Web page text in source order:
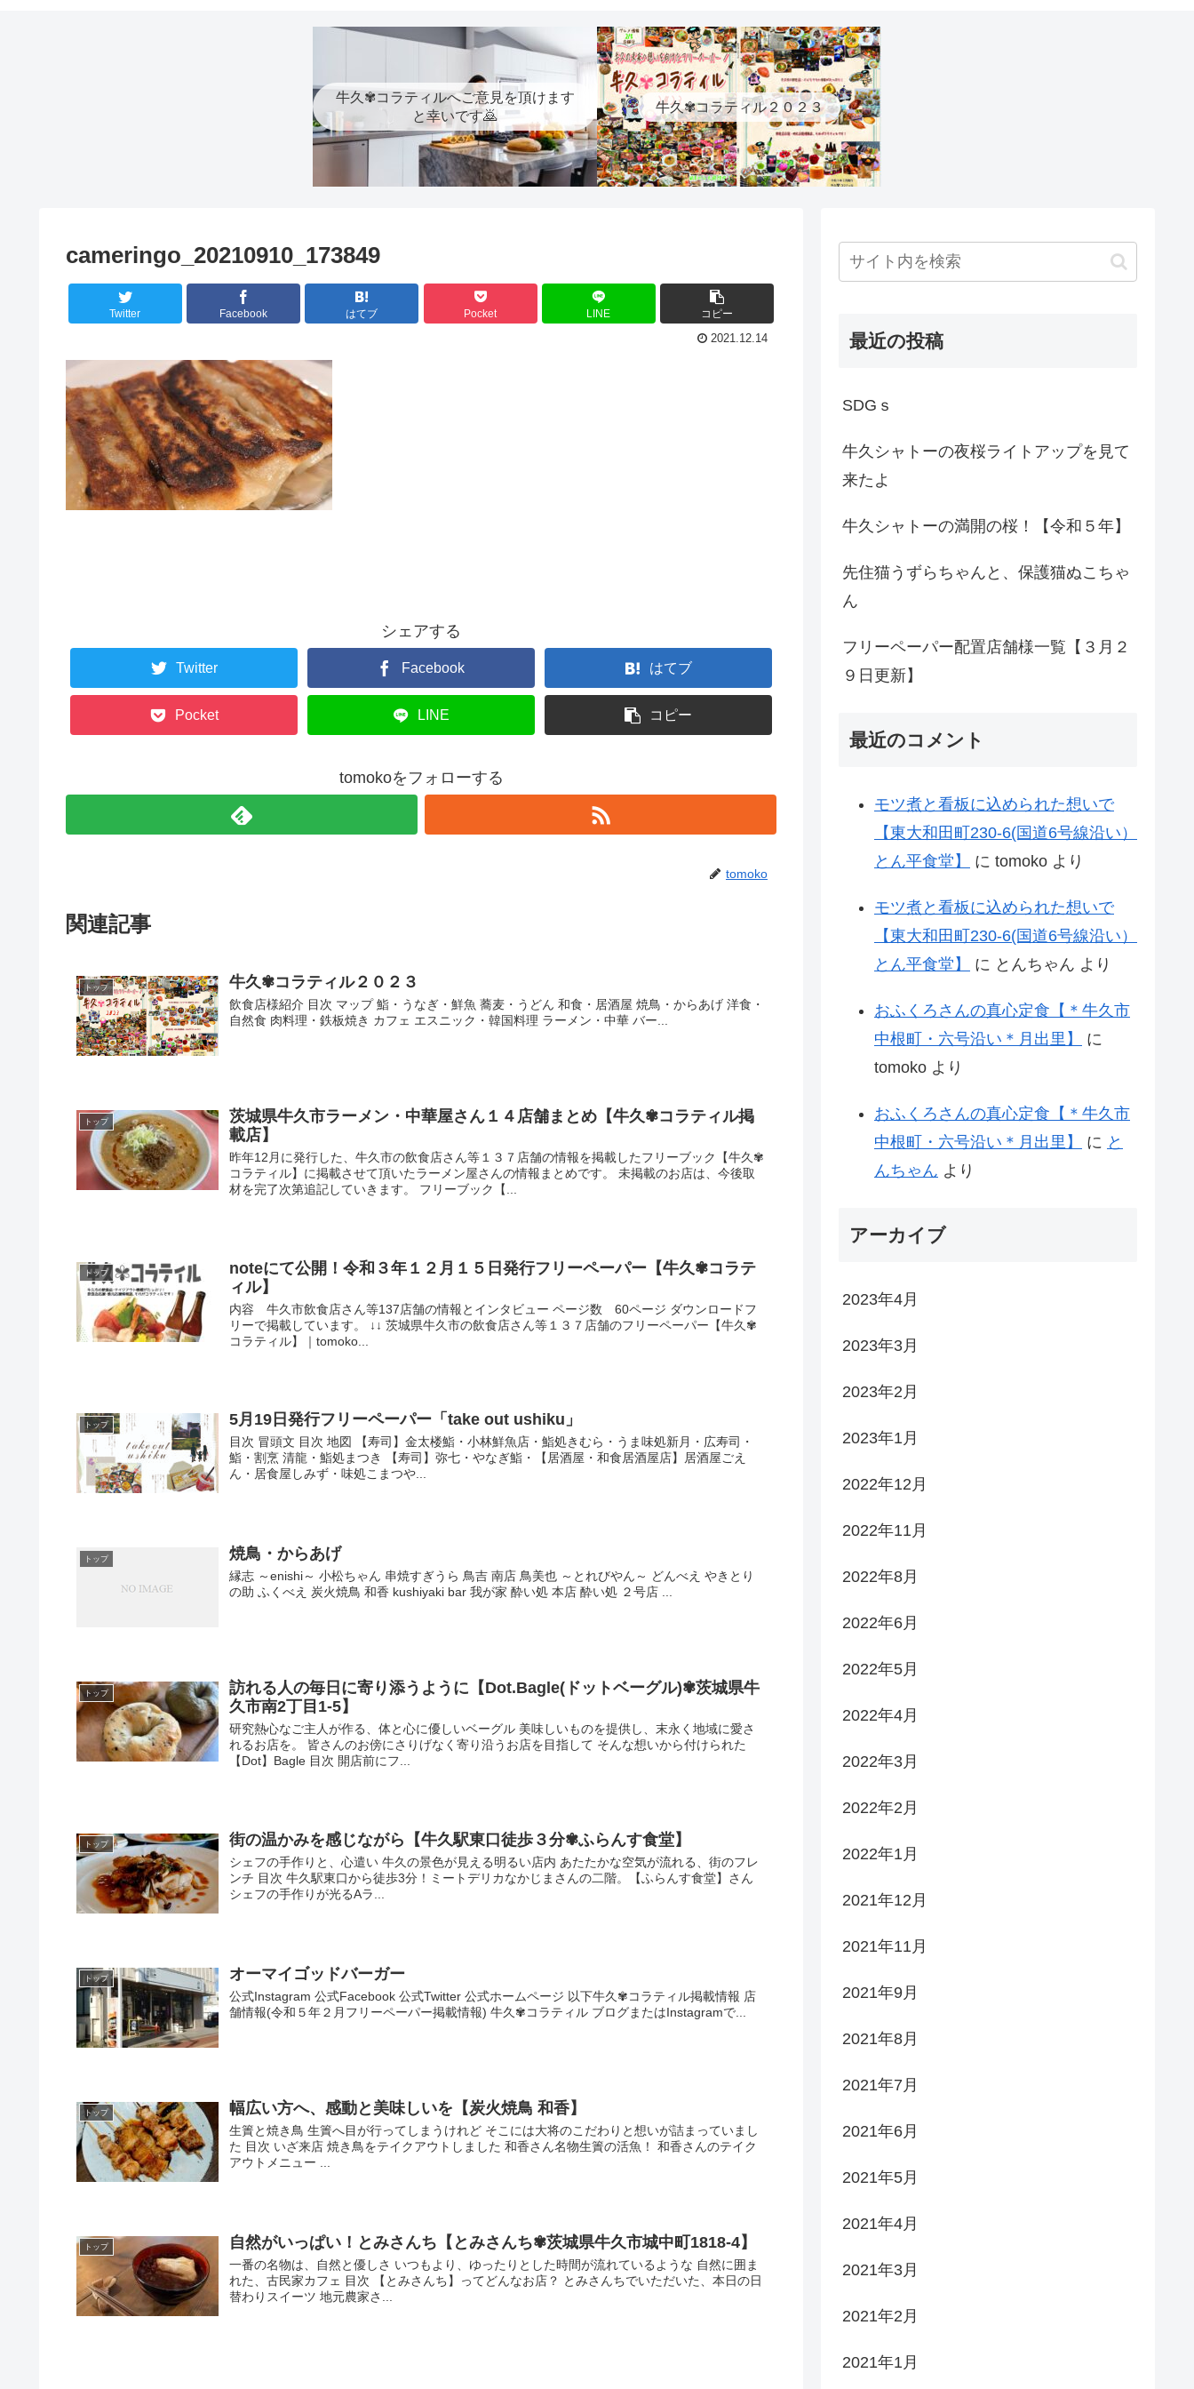
牛久✾コラティルへご意見を頂けます
と幸いです🙇
牛久✾コラティル２０２３
cameringo_20210910_173849
Twitter Facebook はてブ Pocket LINE コピー
2021.12.14
シェアする
Twitter Facebook はてブ
Pocket LINE コピー
tomokoをフォローする
tomoko
関連記事
トップ 牛久✾コラティル２０２３
飲食店様紹介 目次 マップ 鮨・うなぎ・鮮魚 蕎麦・うどん 和食・居酒屋 焼鳥・からあげ 洋食・
自然食 肉料理・鉄板焼き カフェ エスニック・韓国料理 ラーメン・中華 バー...
トップ
茨城県牛久市ラーメン・中華屋さん１４店舗まとめ【牛久✾コラティル掲
載店】
昨年12月に発行した、牛久市の飲食店さん等１３７店舗の情報を掲載したフリーブック【牛久✾
コラティル】に掲載させて頂いたラーメン屋さんの情報まとめです。 未掲載のお店は、今後取
材を完了次第追記していきます。 フリーブック【...
トップ
noteにて公開！令和３年１２月１５日発行フリーペーパー【牛久✾コラテ
ィル】
内容 牛久市飲食店さん等137店舗の情報とインタビュー ページ数 60ページ ダウンロードフ
リーで掲載しています。 ↓↓ 茨城県牛久市の飲食店さん等１３７店舗のフリーペーパー【牛久✾
コラティル】｜tomoko...
トップ 5月19日発行フリーペーパー「take out ushiku」
目次 冒頭文 目次 地図 【寿司】金太楼鮨・小林鮮魚店・鮨処きむら・うま味処新月・広寿司・
鮨・割烹 清龍・鮨処まつき 【寿司】弥七・やなぎ鮨・【居酒屋・和食居酒屋店】居酒屋ごえ
ん・居食屋しみず・味処こまつや...
トップ 焼鳥・からあげ
縁志 ～enishi～ 小松ちゃん 串焼すぎうら 鳥吉 南店 鳥美也 ～とれびやん～ どんべえ やきとり
の助 ふくべえ 炭火焼鳥 和香 kushiyaki bar 我が家 酔い処 本店 酔い処 ２号店 ...
トップ
訪れる人の毎日に寄り添うように【Dot.Bagle(ドットベーグル)✾茨城県牛
久市南2丁目1-5】
研究熱心なご主人が作る、体と心に優しいベーグル 美味しいものを提供し、末永く地域に愛さ
れるお店を。 皆さんのお傍にさりげなく寄り沿うお店を目指して そんな想いから付けられた
【Dot】Bagle 目次 開店前にフ...
トップ 街の温かみを感じながら【牛久駅東口徒歩３分✾ふらんす食堂】
シェフの手作りと、心遣い 牛久の景色が見える明るい店内 あたたかな空気が流れる、街のフレ
ンチ 目次 牛久駅東口から徒歩3分！ミートデリカなかじまさんの二階。【ふらんす食堂】さん
シェフの手作りが光るAラ...
トップ オーマイゴッドバーガー
公式Instagram 公式Facebook 公式Twitter 公式ホームページ 以下牛久✾コラティル掲載情報 店
舗情報(令和５年２月フリーペーパー掲載情報) 牛久✾コラティル ブログまたはInstagramで...
トップ 幅広い方へ、感動と美味しいを【炭火焼鳥 和香】
生簀と焼き鳥 生簀へ目が行ってしまうけれど そこには大将のこだわりと想いが詰まっていまし
た 目次 いざ来店 焼き鳥をテイクアウトしました 和香さん名物生簀の活魚！ 和香さんのテイク
アウトメニュー ...
トップ 自然がいっぱい！とみさんち【とみさんち✾茨城県牛久市城中町1818-4】
一番の名物は、自然と優しさ いつもより、ゆったりとした時間が流れているような 自然に囲ま
れた、古民家カフェ 目次 【とみさんち】ってどんなお店？ とみさんちでいただいた、本日の日
替わりスイーツ 地元農家さ...
最近の投稿
SDGｓ
牛久シャトーの夜桜ライトアップを見て
来たよ
牛久シャトーの満開の桜！【令和５年】
先住猫うずらちゃんと、保護猫ぬこちゃ
ん
フリーペーパー配置店舗様一覧【３月２
９日更新】
最近のコメント
モツ煮と看板に込められた想いで
【東大和田町230-6(国道6号線沿い）
とん平食堂】
に tomoko より
モツ煮と看板に込められた想いで
【東大和田町230-6(国道6号線沿い）
とん平食堂】
に とんちゃん より
おふくろさんの真心定食【＊牛久市
中根町・六号沿い＊月出里】
に
tomoko より
おふくろさんの真心定食【＊牛久市
中根町・六号沿い＊月出里】
に と
んちゃん より
アーカイブ
2023年4月
2023年3月
2023年2月
2023年1月
2022年12月
2022年11月
2022年8月
2022年6月
2022年5月
2022年4月
2022年3月
2022年2月
2022年1月
2021年12月
2021年11月
2021年9月
2021年8月
2021年7月
2021年6月
2021年5月
2021年4月
2021年3月
2021年2月
2021年1月